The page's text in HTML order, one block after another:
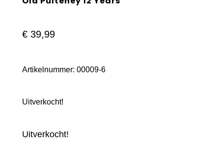
€39,99
Artikelnummer: 00009-6
Uitverkocht!
Uitverkocht!